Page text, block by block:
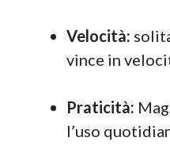
Velocità:
vince in
Praticità:
l’uso